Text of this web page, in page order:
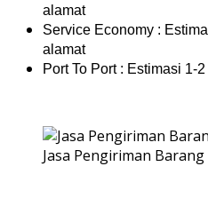
alamat
Service Economy :
alamat
Port To Port : Estimasi 1-
Jasa Pengiriman